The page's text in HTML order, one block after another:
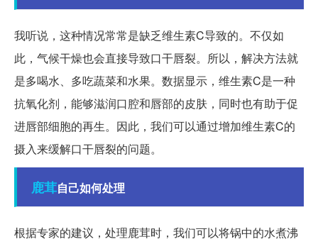
我听说，这种情况常常是缺乏维生素C导致的。不仅如
此，气候干燥也会直接导致口干唇裂。所以，解决方法就
是多喝水、多吃蔬菜和水果。数据显示，维生素C是一种
抗氧化剂，能够滋润口腔和唇部的皮肤，同时也有助于促
进唇部细胞的再生。因此，我们可以通过增加维生素C的
摄入来缓解口干唇裂的问题。
鹿茸自己如何处理
根据专家的建议，处理鹿茸时，我们可以将锅中的水煮沸